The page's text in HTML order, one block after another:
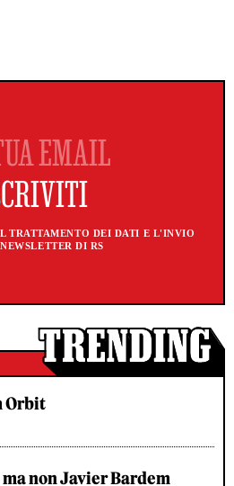
TRATTAMENTO DEI DATI E L'INVIO
DI RS
Orbit
non Javier Bardem